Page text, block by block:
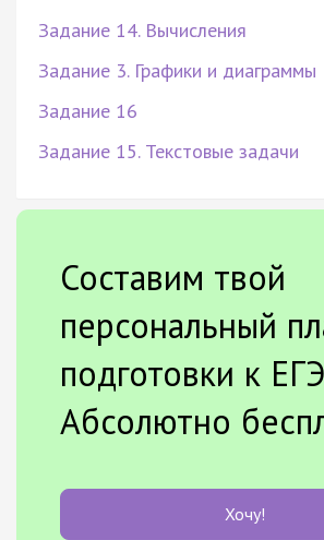
Задание 14. Вычисления
Задание 3. Графики и диаграммы
Задание 16
Задание 15. Текстовые задачи
Составим твой
персональный
подготовки к
Абсолютно
Хочу!